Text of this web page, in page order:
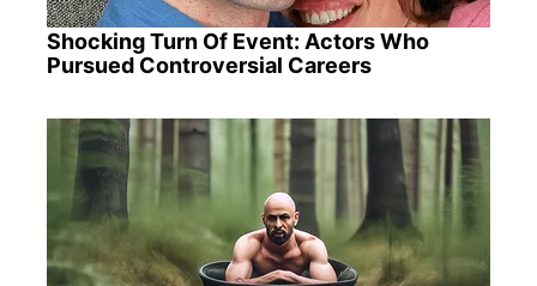
Shocking Turn Of Event: Actors Who
Pursued Controversial Careers